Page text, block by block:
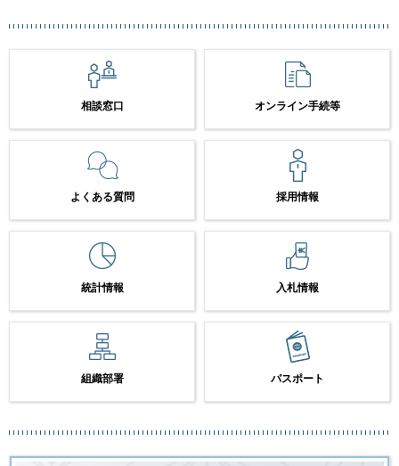
相談窓口 オンライン手続等
よくある質問 採用情報
統計情報 入札情報
組織部署 パスポート